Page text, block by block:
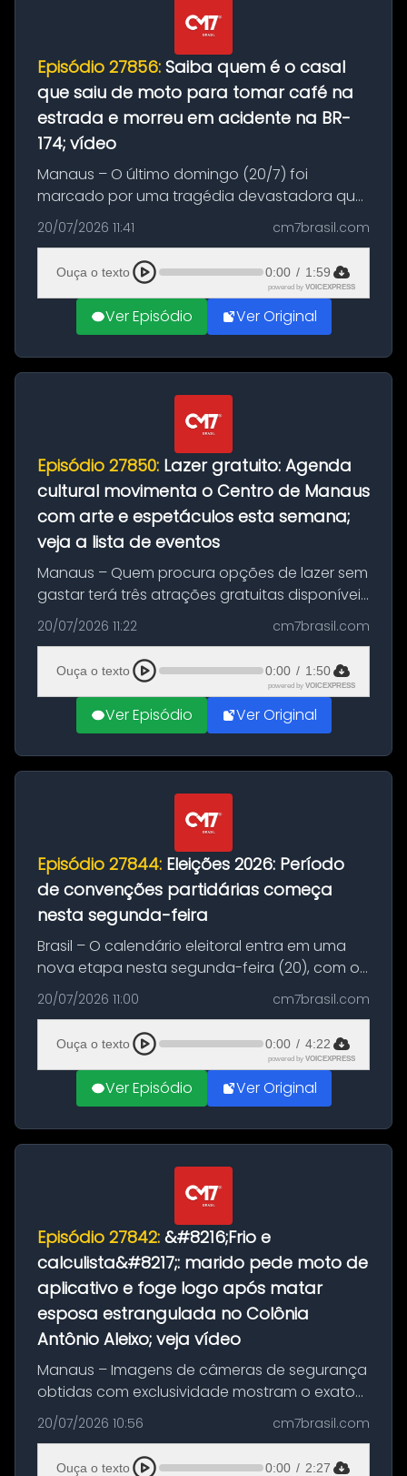
Episódio 27856: Saiba quem é o casal
que saiu de moto para tomar café na
estrada e morreu em acidente na BR-
174; vídeo
Manaus – O último domingo (20/7) foi
marcado por uma tragédia devastadora que
resultou na morte precoce de dois jovens na
BR-174, na zona rural de Manaus. Um passeio
com destino a um típico café regio...
20/07/2026 11:41 cm7brasil.com
Ouça o texto 0:00 / 1:59
powered by VOICEXPRESS
Ver Episódio Ver Original
Episódio 27850: Lazer gratuito: Agenda
cultural movimenta o Centro de Manaus
com arte e espetáculos esta semana;
veja a lista de eventos
Manaus – Quem procura opções de lazer sem
gastar terá três atrações gratuitas disponíveis
entre esta segunda-feira (20) e quinta-feira
(23). A programação inclui uma exposição
dedicada à história das ...
20/07/2026 11:22 cm7brasil.com
Ouça o texto 0:00 / 1:50
powered by VOICEXPRESS
Ver Episódio Ver Original
Episódio 27844: Eleições 2026: Período
de convenções partidárias começa
nesta segunda-feira
Brasil – O calendário eleitoral entra em uma
nova etapa nesta segunda-feira (20), com o
início do período destinado às convenções
partidárias. Até 5 de agosto, partidos e
federações poderão oficializa...
20/07/2026 11:00 cm7brasil.com
Ouça o texto 0:00 / 4:22
powered by VOICEXPRESS
Ver Episódio Ver Original
Episódio 27842: &#8216;Frio e
calculista&#8217;: marido pede moto de
aplicativo e foge logo após matar
esposa estrangulada no Colônia
Antônio Aleixo; veja vídeo
Manaus – Imagens de câmeras de segurança
obtidas com exclusividade mostram o exato
momento da fuga do principal suspeito da
morte de Larissa Araújo, de 28 anos. O crime
ocorreu na noite deste último d...
20/07/2026 10:56 cm7brasil.com
Ouça o texto 0:00 / 2:27